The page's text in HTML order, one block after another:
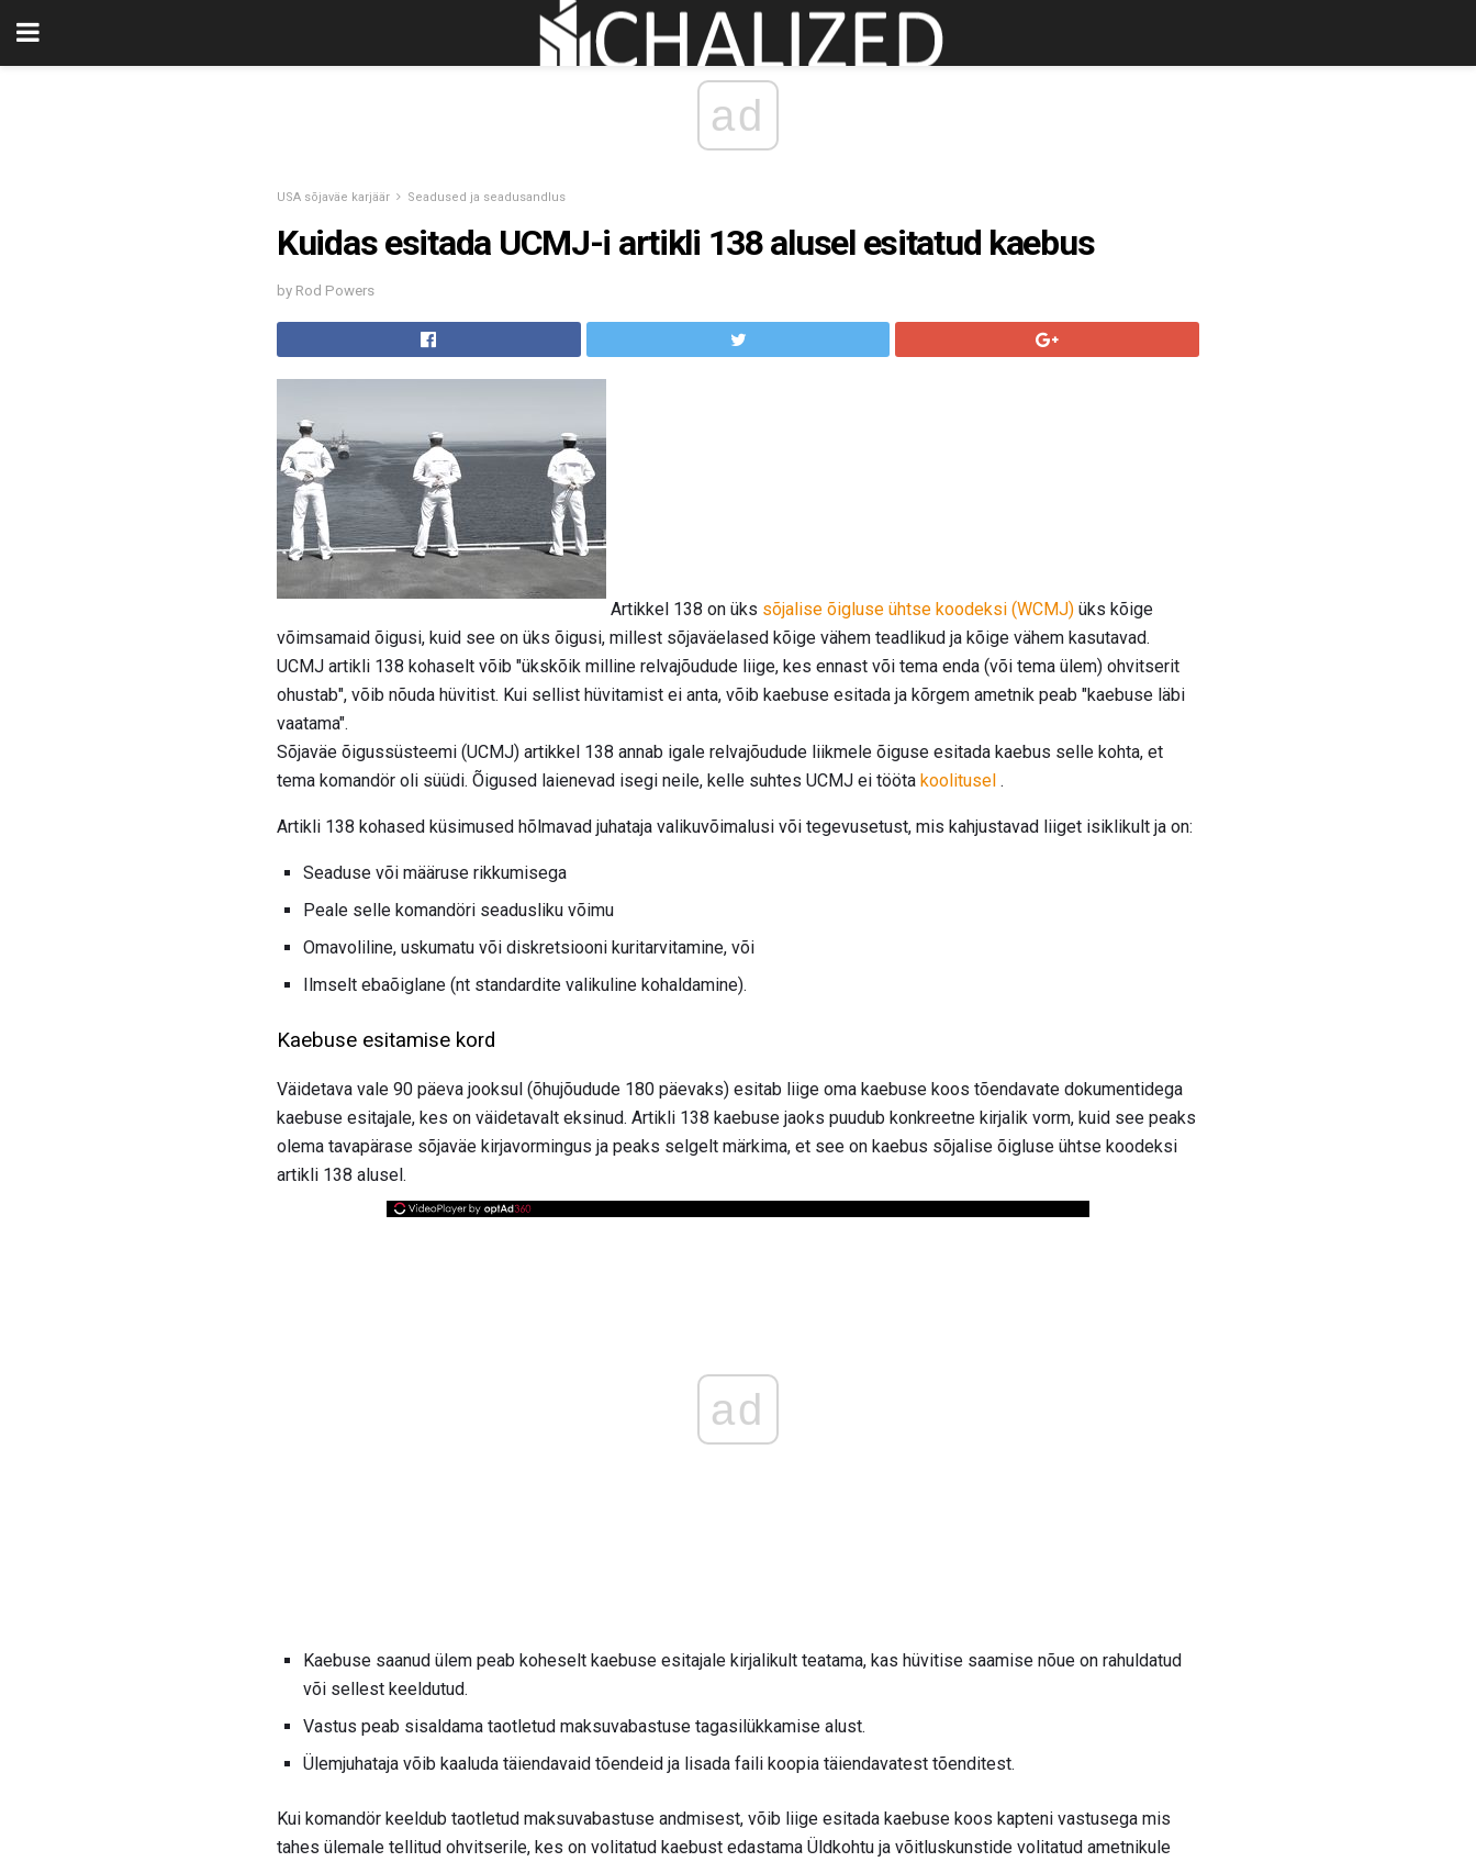
ad
USA sõjaväe karjäär Seadused ja seadusandlus
Kuidas esitada UCMJ-i artikli 138 alusel esitatud kaebus
by Rod Powers
Artikkel 138 on üks sõjalise õigluse ühtse koodeksi (WCMJ) üks kõige
võimsamaid õigusi, kuid see on üks õigusi, millest sõjaväelased kõige vähem teadlikud ja kõige vähem kasutavad.
UCMJ artikli 138 kohaselt võib "ükskõik milline relvajõudude liige, kes ennast või tema enda (või tema ülem) ohvitserit
ohustab", võib nõuda hüvitist. Kui sellist hüvitamist ei anta, võib kaebuse esitada ja kõrgem ametnik peab "kaebuse läbi
vaatama".
Sõjaväe õigussüsteemi (UCMJ) artikkel 138 annab igale relvajõudude liikmele õiguse esitada kaebus selle kohta, et
tema komandör oli süüdi. Õigused laienevad isegi neile, kelle suhtes UCMJ ei tööta koolitusel .
Artikli 138 kohased küsimused hõlmavad juhataja valikuvõimalusi või tegevusetust, mis kahjustavad liiget isiklikult ja on:
Seaduse või määruse rikkumisega
Peale selle komandöri seadusliku võimu
Omavoliline, uskumatu või diskretsiooni kuritarvitamine, või
Ilmselt ebaõiglane (nt standardite valikuline kohaldamine).
Kaebuse esitamise kord
Väidetava vale 90 päeva jooksul (õhujõudude 180 päevaks) esitab liige oma kaebuse koos tõendavate dokumentidega
kaebuse esitajale, kes on väidetavalt eksinud. Artikli 138 kaebuse jaoks puudub konkreetne kirjalik vorm, kuid see peaks
olema tavapärase sõjaväe kirjavormingus ja peaks selgelt märkima, et see on kaebus sõjalise õigluse ühtse koodeksi
artikli 138 alusel.
ad
Kaebuse saanud ülem peab koheselt kaebuse esitajale kirjalikult teatama, kas hüvitise saamise nõue on rahuldatud
või sellest keeldutud.
Vastus peab sisaldama taotletud maksuvabastuse tagasilükkamise alust.
Ülemjuhataja võib kaaluda täiendavaid tõendeid ja lisada faili koopia täiendavatest tõenditest.
Kui komandör keeldub taotletud maksuvabastuse andmisest, võib liige esitada kaebuse koos kapteni vastusega mis
tahes ülemale tellitud ohvitserile, kes on volitatud kaebust edastama Üldkohtu ja võitluskunstide volitatud ametnikule